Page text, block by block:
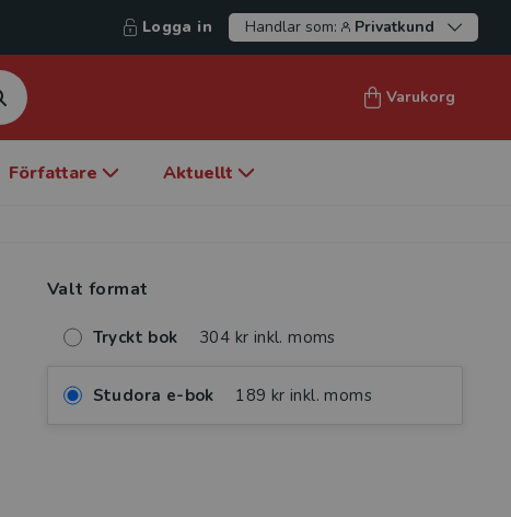
Logga in Handlar som: Privatkund
Varukorg
Författare Aktuellt
Valt format
Tryckt bok 304 kr inkl. moms
Studora e-bok 189 kr inkl. moms